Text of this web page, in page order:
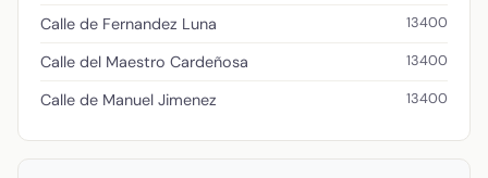
Calle de Fernandez Luna 13400
Calle del Maestro Cardeñosa 13400
Calle de Manuel Jimenez 13400